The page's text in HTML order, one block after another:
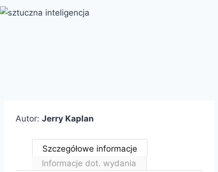
Autor: Jerry Kaplan
Szczegółowe informacje
Informacje dot. wydania